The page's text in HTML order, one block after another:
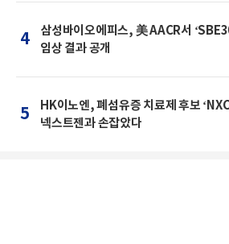
4
삼성바이오에피스, 美 AACR서
임상 결과 공개
5
HK이노엔, 폐섬유증 치료제 후보
넥스트젠과 손잡았다